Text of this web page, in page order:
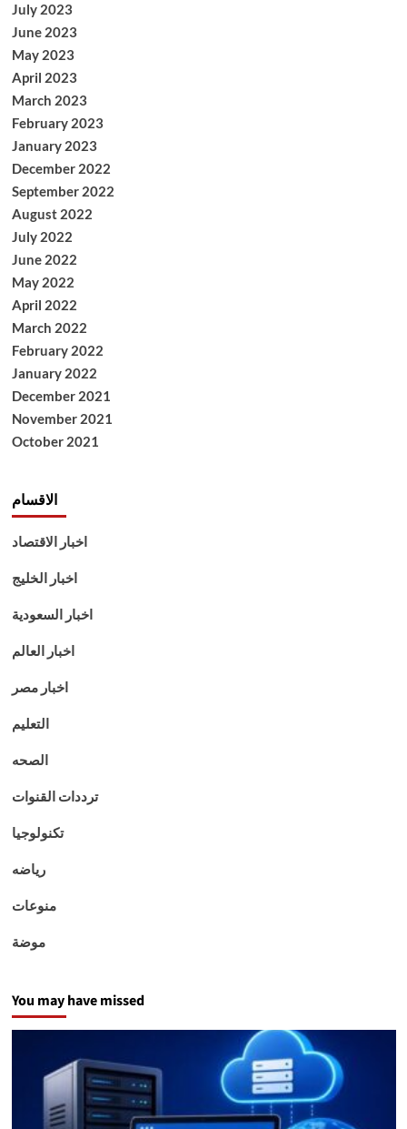
July 2023
June 2023
May 2023
April 2023
March 2023
February 2023
January 2023
December 2022
September 2022
August 2022
July 2022
June 2022
May 2022
April 2022
March 2022
February 2022
January 2022
December 2021
November 2021
October 2021
الاقسام
اخبار الاقتصاد
اخبار الخليج
اخبار السعودية
اخبار العالم
اخبار مصر
التعليم
الصحه
ترددات القنوات
تكنولوجيا
رياضه
منوعات
موضة
You may have missed